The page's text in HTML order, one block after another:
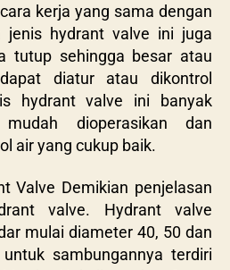
kerja yang sama dengan
jenis hydrant valve ini juga
tutup sehingga besar atau
diatur atau dikontrol
hydrant valve ini banyak
dioperasikan dan
air yang cukup baik.
Valve Demikian penjelasan
valve. Hydrant valve
mulai diameter 40, 50 dan
sambungannya terdiri